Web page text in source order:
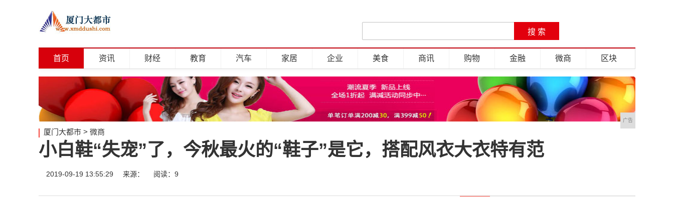
首页 资讯 财经 教育 汽车 家居 企业 美食 商讯 购物 金融 微商 区块
广告
厦门大都市 > 微商
小白鞋“失宠”了，今秋最火的“鞋子”是它，搭配风衣大衣特有范
2019-09-19 13:55:29 来源： 阅读：9